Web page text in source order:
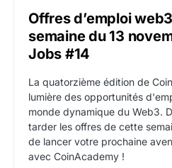
Offres d’emploi
semaine du 13
Jobs #14
La quatorzième édition de
lumière des opportunités
monde dynamique du Web3.
tarder les offres de cette
de lancer votre prochaine
avec CoinAcademy !